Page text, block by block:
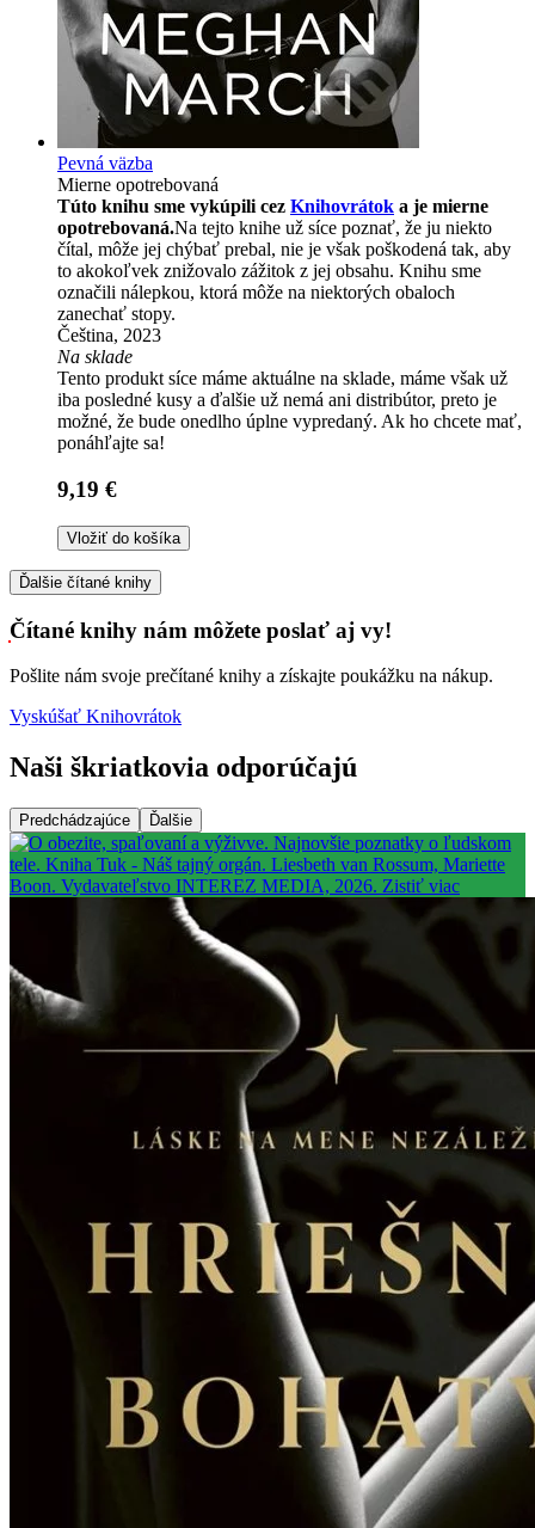
Pevná väzba
Mierne opotrebovaná
Túto knihu sme vykúpili cez Knihovrátok a je mierne
opotrebovaná.Na tejto knihe už síce poznať, že ju niekto
čítal, môže jej chýbať prebal, nie je však poškodená tak, aby
to akokoľvek znižovalo zážitok z jej obsahu. Knihu sme
označili nálepkou, ktorá môže na niektorých obaloch
zanechať stopy.
Čeština, 2023
Na sklade
Tento produkt síce máme aktuálne na sklade, máme však už
iba posledné kusy a ďalšie už nemá ani distribútor, preto je
možné, že bude onedlho úplne vypredaný. Ak ho chcete mať,
ponáhľajte sa!
9,19 €
Vložiť do košíka
Ďalšie čítané knihy
Čítané knihy nám môžete poslať aj vy!
Pošlite nám svoje prečítané knihy a získajte poukážku na nákup.
Vyskúšať Knihovrátok
Naši škriatkovia odporúčajú
Predchádzajúce Ďalšie